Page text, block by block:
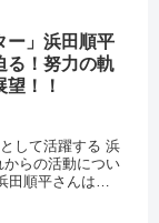
ー」浜田順平
る！努力の軌
！！
して活躍する 浜
らの活動につい
順平さんは、